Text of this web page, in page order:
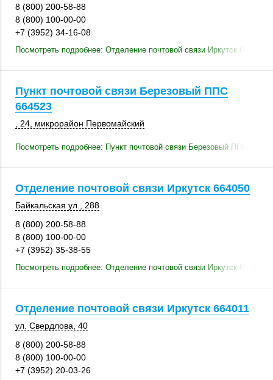
8 (800) 200-58-88
8 (800) 100-00-00
+7 (3952) 34-16-08
Посмотреть подробнее: Отделение почтовой связи Иркутск 664003
Пункт почтовой связи Березовый ППС
664523
, 24 , микрорайон Первомайский
Посмотреть подробнее: Пункт почтовой связи Березовый ППС
Отделение почтовой связи Иркутск 664050
Байкальская ул.
288
8 (800) 200-58-88
8 (800) 100-00-00
+7 (3952) 35-38-55
Посмотреть подробнее: Отделение почтовой связи Иркутск 664050
Отделение почтовой связи Иркутск 664011
ул. Свердлова, 40
8 (800) 200-58-88
8 (800) 100-00-00
+7 (3952) 20-03-26